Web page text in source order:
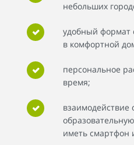
небольших
удобный формат
в комфортной
персональное
время;
взаимодействие
иметь смартфон